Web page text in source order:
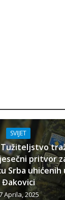
SVIJET
Tužiteljstvo
pritvor
Srba uhićenih
Đakovici
Aprila, 2025